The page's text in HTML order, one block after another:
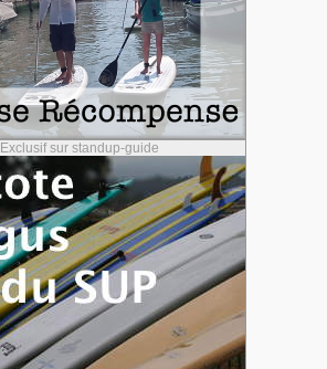
Exclusif sur standup-guide